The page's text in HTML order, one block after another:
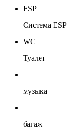
ESP
Система ESP
WC
Туалет
музыка
багаж